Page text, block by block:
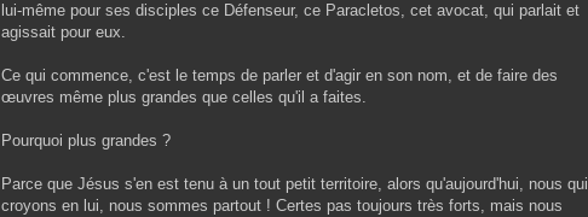
lui-même pour ses disciples ce Défenseur, ce Paracletos, cet avocat, qui parlait et
agissait pour eux.
Ce qui commence, c'est le temps de parler et d'agir en son nom, et de faire des
œuvres même plus grandes que celles qu'il a faites.
Pourquoi plus grandes ?
Parce que Jésus s'en est tenu à un tout petit territoire, alors qu'aujourd'hui, nous qui
croyons en lui, nous sommes partout ! Certes pas toujours très forts, mais nous